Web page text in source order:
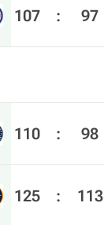
107 : 97
110 : 98
125 : 113